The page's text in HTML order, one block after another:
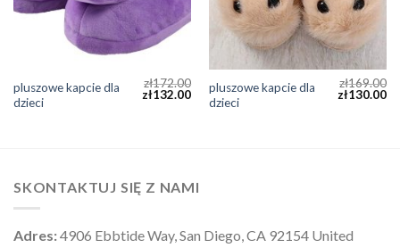
pluszowe kapcie dla
dzieci
zł172.00
zł132.00
pluszowe kapcie dla
dzieci
zł169.00
zł130.00
SKONTAKTUJ SIĘ Z NAMI
Adres:4906 Ebbtide Way, San Diego, CA 92154 United